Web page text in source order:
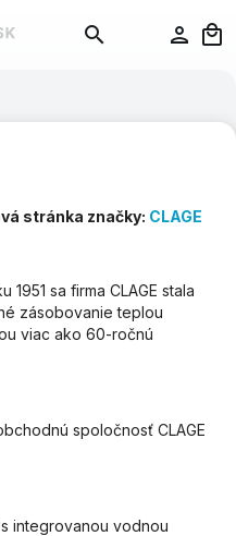
stránka značky: CLAGE
1951 sa firma CLAGE stala
zásobovanie teplou
viac ako 60-ročnú
spoločnosť CLAGE
integrovanou vodnou